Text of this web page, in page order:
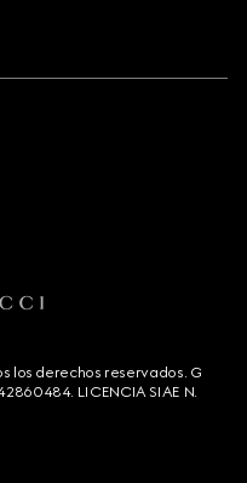
los derechos reservados. G
LICENCIA SIAE N.